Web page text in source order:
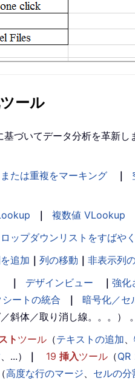
ール
基づいてデータ分析を革新し
たは重複をマーキング ｜
｜ 複数値 VLookup
ロップダウンリストをすばや
追加 ｜ 列の移動 ｜ 非表示列
｜ デザインビュー ｜ 強化
シートの統合 ｜ 暗号化／セ
斜体／取り消し線。。。）
ト ツール （テキストの追加、
、...） ｜ 19 挿入ツール （QR
（高度な行のマージ、 セルの分